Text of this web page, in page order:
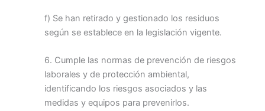
f) Se han retirado y gestionado los residuos
según se establece en la legislación vigente.
6. Cumple las normas de prevención de riesgos
laborales y de protección ambiental,
identificando los riesgos asociados y las
medidas y equipos para prevenirlos.